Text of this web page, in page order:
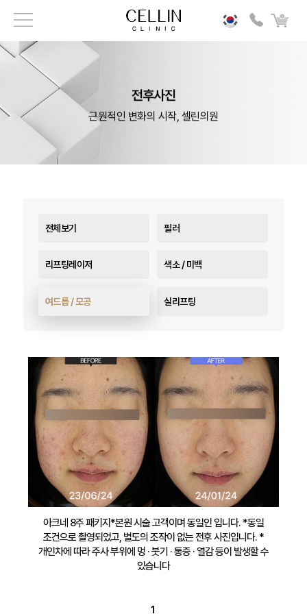
전후사진
근원적인 변화의 시작, 셀린의원
전체보기 필러
리프팅레이저 색소 / 미백
여드름 / 모공 실리프팅
아크네 8주 패키지*본원 시술 고객이며 동일인 입니다. *동일
조건으로 촬영되었고, 별도의 조작이 없는 전후 사진입니다. *
개인차에 따라 주사 부위에 멍 · 붓기 · 통증 · 열감 등이 발생할 수
있습니다
1